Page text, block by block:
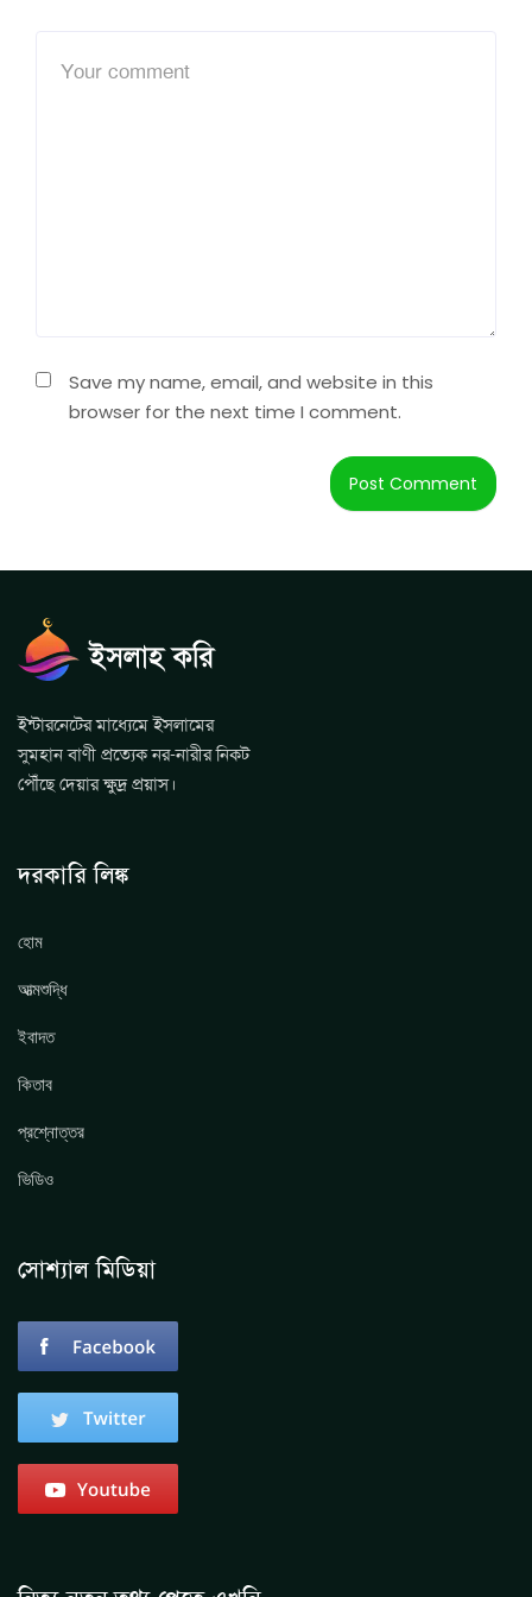
Save my name, email, and website in this
browser for the next time I comment.
ইন্টারনেটের মাধ্যেমে ইসলামের
সুমহান বাণী প্রত্যেক নর-নারীর নিকট
পৌঁছে দেয়ার ক্ষুদ্র প্রয়াস।
দরকারি লিঙ্ক
হোম
আত্মশুদ্ধি
ইবাদত
কিতাব
প্রশ্নোত্তর
ভিডিও
সোশ্যাল মিডিয়া